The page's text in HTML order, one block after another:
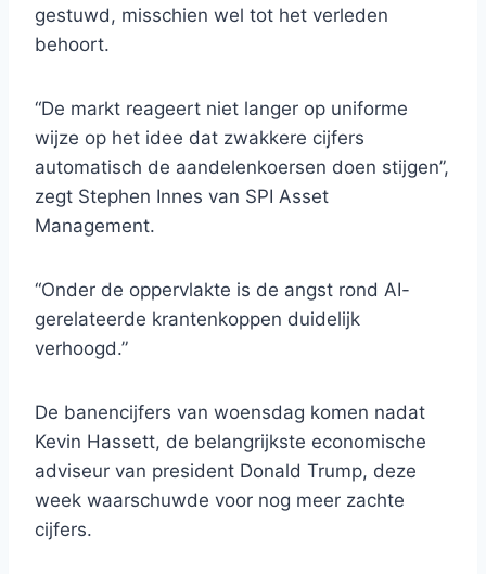
gestuwd, misschien wel tot het verleden
behoort.
“De markt reageert niet langer op uniforme
wijze op het idee dat zwakkere cijfers
automatisch de aandelenkoersen doen stijgen”,
zegt Stephen Innes van SPI Asset
Management.
“Onder de oppervlakte is de angst rond AI-
gerelateerde krantenkoppen duidelijk
verhoogd.”
De banencijfers van woensdag komen nadat
Kevin Hassett, de belangrijkste economische
adviseur van president Donald Trump, deze
week waarschuwde voor nog meer zachte
cijfers.